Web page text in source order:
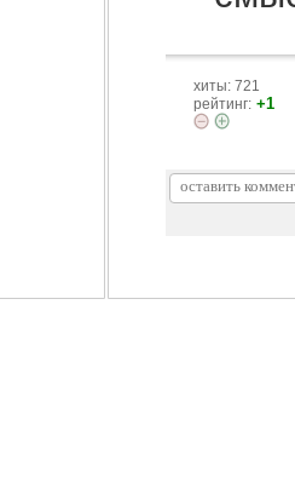
хиты: 721
рейтинг: +1